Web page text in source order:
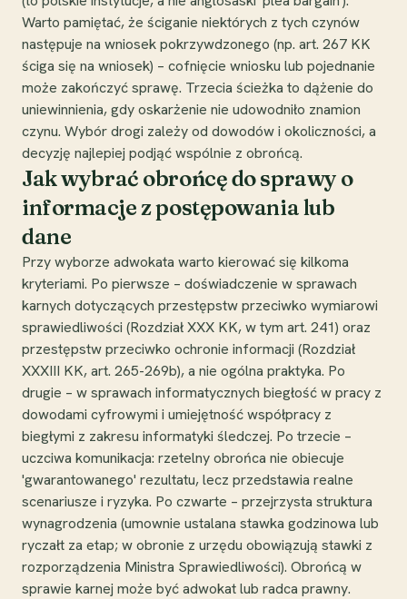
Warto pamiętać, że ściganie niektórych z tych czynów
następuje na wniosek pokrzywdzonego (np. art. 267 KK
ściga się na wniosek) – cofnięcie wniosku lub pojednanie
może zakończyć sprawę. Trzecia ścieżka to dążenie do
uniewinnienia, gdy oskarżenie nie udowodniło znamion
czynu. Wybór drogi zależy od dowodów i okoliczności, a
decyzję najlepiej podjąć wspólnie z obrońcą.
Jak wybrać obrońcę do sprawy o
informacje z postępowania lub
dane
Przy wyborze adwokata warto kierować się kilkoma
kryteriami. Po pierwsze – doświadczenie w sprawach
karnych dotyczących przestępstw przeciwko wymiarowi
sprawiedliwości (Rozdział XXX KK, w tym art. 241) oraz
przestępstw przeciwko ochronie informacji (Rozdział
XXXIII KK, art. 265-269b), a nie ogólna praktyka. Po
drugie – w sprawach informatycznych biegłość w pracy z
dowodami cyfrowymi i umiejętność współpracy z
biegłymi z zakresu informatyki śledczej. Po trzecie –
uczciwa komunikacja: rzetelny obrońca nie obiecuje
'gwarantowanego' rezultatu, lecz przedstawia realne
scenariusze i ryzyka. Po czwarte – przejrzysta struktura
wynagrodzenia (umownie ustalana stawka godzinowa lub
ryczałt za etap; w obronie z urzędu obowiązują stawki z
rozporządzenia Ministra Sprawiedliwości). Obrońcą w
sprawie karnej może być adwokat lub radca prawny.